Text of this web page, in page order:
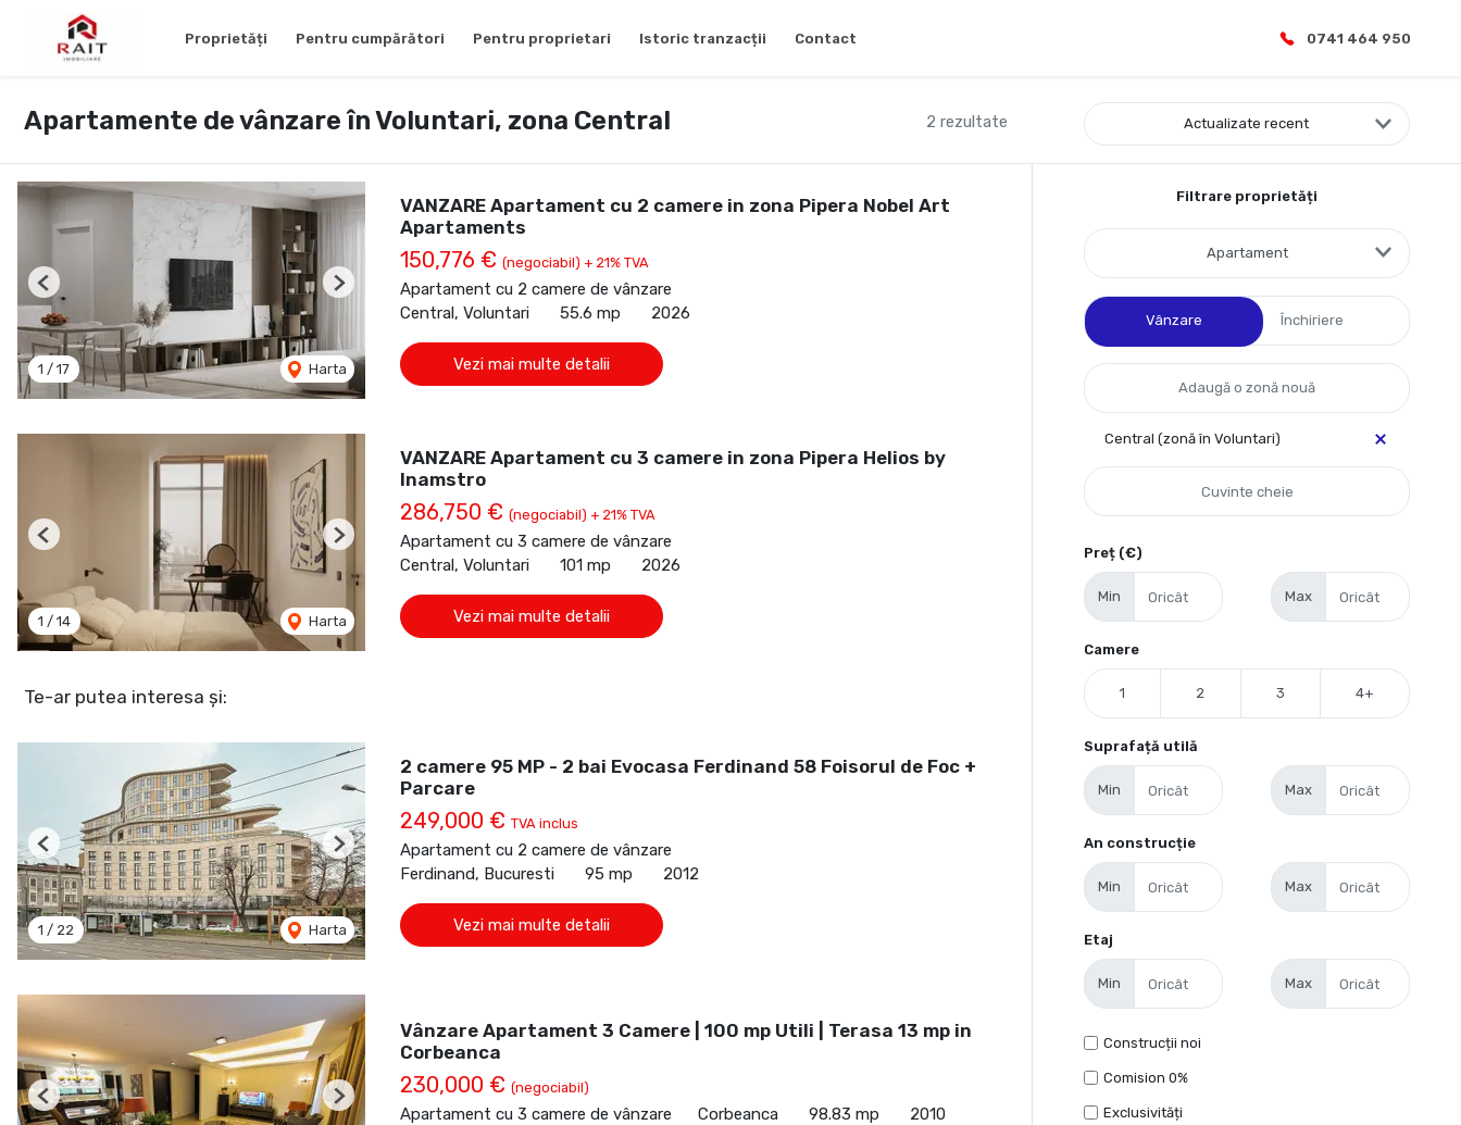
Proprietăți Pentru cumpărători Pentru proprietari Istoric tranzacții Contact 0741 464 950
2 rezultate
Apartamente de vânzare în Voluntari, zona Central Actualizate recent
1 / 17 Harta
Previous Next
VANZARE Apartament cu 2 camere in zona Pipera Nobel Art
Apartaments
150,776 € (negociabil) + 21% TVA
Apartament cu 2 camere de vânzare
Central, Voluntari
55.6 mp 2026
Vezi mai multe detalii
1 / 14 Harta
Previous Next
VANZARE Apartament cu 3 camere in zona Pipera Helios by
Inamstro
286,750 € (negociabil) + 21% TVA
Apartament cu 3 camere de vânzare
Central, Voluntari
101 mp 2026
Vezi mai multe detalii
Te-ar putea interesa și:
1 / 22 Harta
Previous Next
2 camere 95 MP - 2 bai Evocasa Ferdinand 58 Foisorul de Foc +
Parcare
249,000 € TVA inclus
Apartament cu 2 camere de vânzare
Ferdinand, Bucuresti
95 mp 2012
Vezi mai multe detalii
Previous Next
Vânzare Apartament 3 Camere | 100 mp Utili | Terasa 13 mp in
Corbeanca
230,000 € (negociabil)
Apartament cu 3 camere de vânzare Corbeanca 98.83 mp 2010
Filtrare proprietăți
Apartament
Vânzare Închiriere
Central (zonă în Voluntari)
Preț (€)
Min Max
Camere
1 2 3 4+
Suprafață utilă
Min Max
An construcție
Min Max
Etaj
Min Max
Construcții noi
Comision 0%
Exclusivități